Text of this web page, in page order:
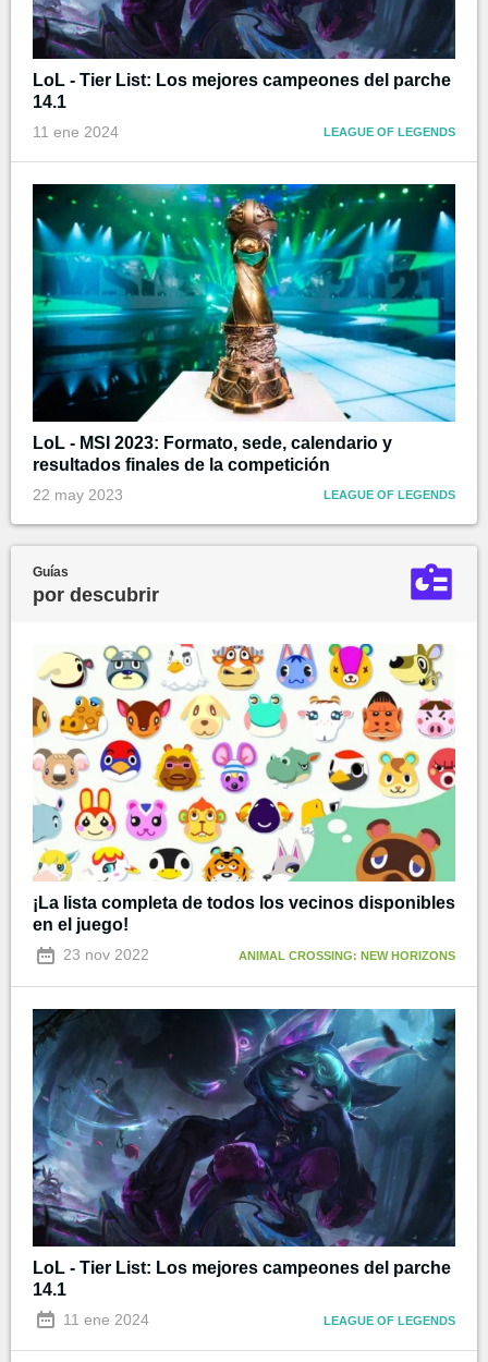
LoL - Tier List: Los mejores campeones del parche
14.1
11 ene 2024 LEAGUE OF LEGENDS
LoL - MSI 2023: Formato, sede, calendario y
resultados finales de la competición
22 may 2023 LEAGUE OF LEGENDS
Guías
por descubrir
¡La lista completa de todos los vecinos disponibles
en el juego!
23 nov 2022 ANIMAL CROSSING: NEW HORIZONS
LoL - Tier List: Los mejores campeones del parche
14.1
11 ene 2024 LEAGUE OF LEGENDS